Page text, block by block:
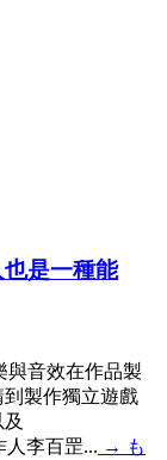
是一種能
與音效在作品製
製作獨立遊戲
人李百罡... → も